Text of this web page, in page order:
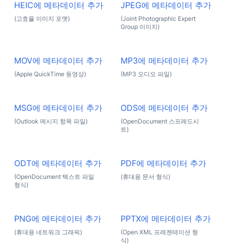
HEIC에 메타데이터 추가
(고효율 이미지 포맷)
JPEG에 메타데이터 추가
(Joint Photographic Expert
Group 이미지)
MOV에 메타데이터 추가
(Apple QuickTime 동영상)
MP3에 메타데이터 추가
(MP3 오디오 파일)
MSG에 메타데이터 추가
(Outlook 메시지 항목 파일)
ODS에 메타데이터 추가
(OpenDocument 스프레드시
트)
ODT에 메타데이터 추가
(OpenDocument 텍스트 파일
형식)
PDF에 메타데이터 추가
(휴대용 문서 형식)
PNG에 메타데이터 추가
(휴대용 네트워크 그래픽)
PPTX에 메타데이터 추가
(Open XML 프레젠테이션 형
식)